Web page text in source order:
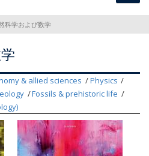
科学および数学
& allied sciences
Physics
Fossils & prehistoric life